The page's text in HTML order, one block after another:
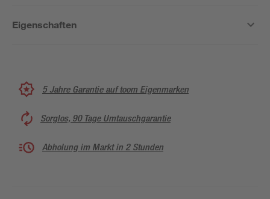
Eigenschaften
5 Jahre Garantie auf toom Eigenmarken
Sorglos, 90 Tage Umtauschgarantie
Abholung im Markt in 2 Stunden